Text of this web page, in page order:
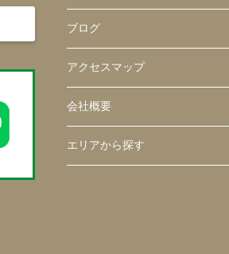
ブログ
アクセスマップ
会社概要
エリアから探す